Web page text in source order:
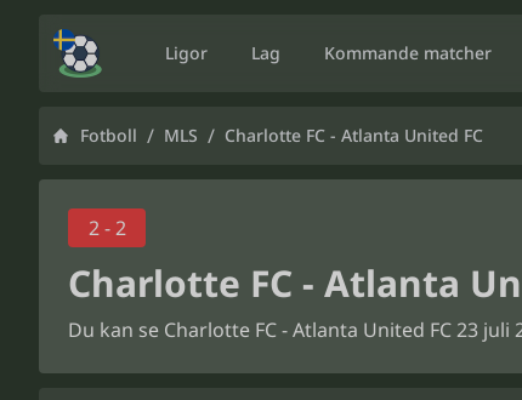
Ligor Lag Kommande matcher
Fotboll / MLS / Charlotte FC - Atlanta United FC
2 - 2
Charlotte FC - Atlanta
Du kan se Charlotte FC - Atlanta United FC 23